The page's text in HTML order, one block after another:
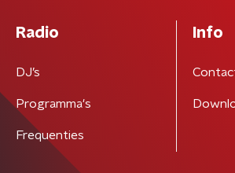
Radio
DJ’s
Programma's
Frequenties
Info